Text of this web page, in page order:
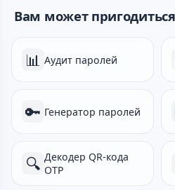
Вам может пригодиться
📊 Аудит паролей
🔑 Генератор паролей
🔍 Декодер QR-кода
OTP